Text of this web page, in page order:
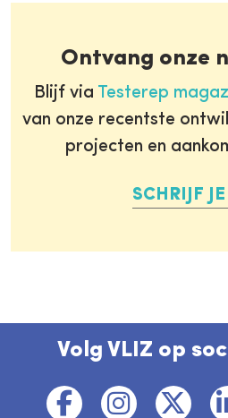
Ontvang onze
Blijf via Testerep
van onze recentste
projecten en
SCHRIJF
Volg VLIZ op